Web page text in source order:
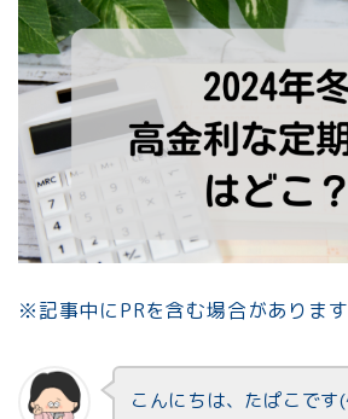
※記事中にPRを含む場合があります
こんにちは、たぱこで